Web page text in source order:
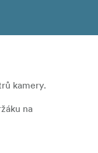
kamery.
na